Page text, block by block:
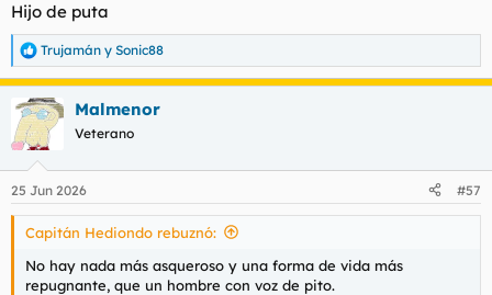
Hijo de puta
R
e
a
c
c
i
e
s
Trujamán y Sonic88
Malmenor
Veterano
25 Jun 2026 #57
Capitán Hediondo rebuznó:
No hay nada más asqueroso y una forma de vida más
repugnante, que un hombre con voz de pito.